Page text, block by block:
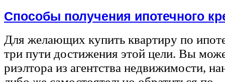
Способы получения ипотечного
Для желающих купить квартиру по
три пути достижения этой цели. Вы
риэлтора из агентства недвижимости,